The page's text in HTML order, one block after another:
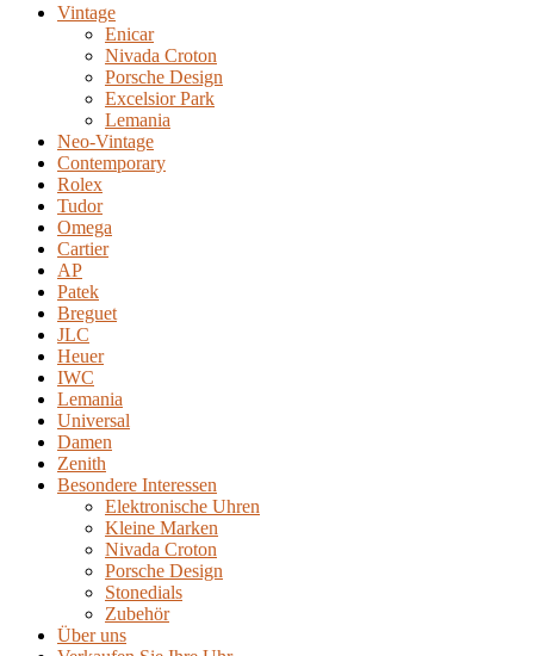
Vintage
Enicar
Nivada Croton
Porsche Design
Excelsior Park
Lemania
Neo-Vintage
Contemporary
Rolex
Tudor
Omega
Cartier
AP
Patek
Breguet
JLC
Heuer
IWC
Lemania
Universal
Damen
Zenith
Besondere Interessen
Elektronische Uhren
Kleine Marken
Nivada Croton
Porsche Design
Stonedials
Zubehör
Über uns